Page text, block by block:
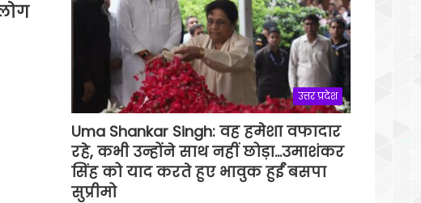
उत्तर प्रदेश
Uma Shankar Singh: वह हमेशा वफादार
रहे, कभी उन्होंने साथ नहीं छोड़ा…उमाशंकर
सिंह को याद करते हुए भावुक हुईं बसपा
सुप्रीमो